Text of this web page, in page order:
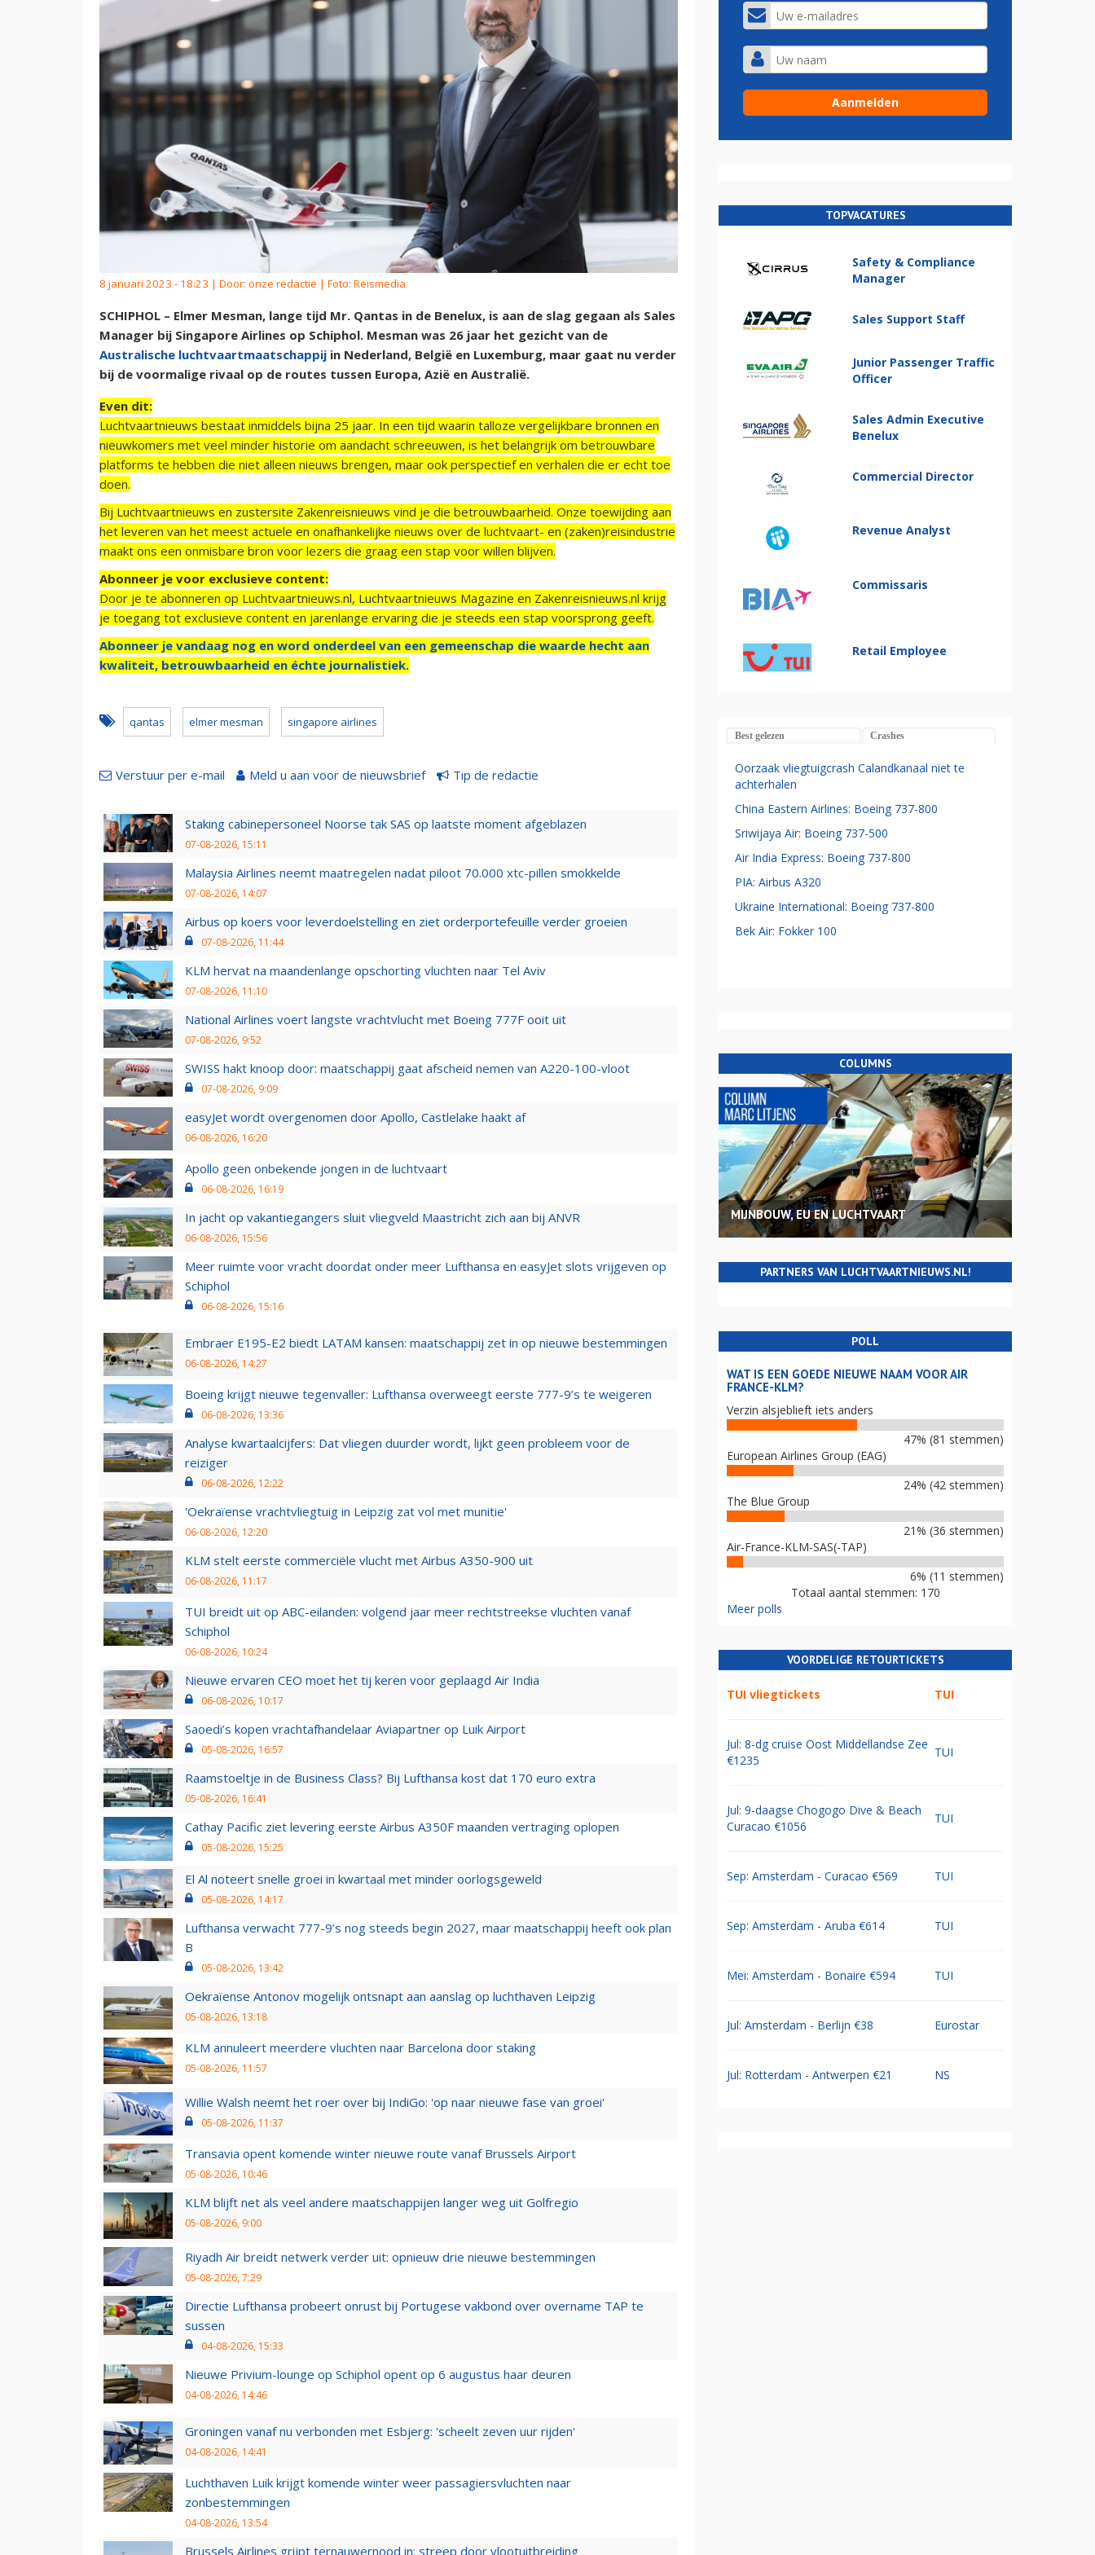
8 januari 2023 - 18:23 | Door: onze redactie | Foto: Reismedia
SCHIPHOL – Elmer Mesman, lange tijd Mr. Qantas in de Benelux, is aan de slag gegaan als Sales
Manager bij Singapore Airlines op Schiphol. Mesman was 26 jaar het gezicht van de
Australische luchtvaartmaatschappij in Nederland, België en Luxemburg, maar gaat nu verder
bij de voormalige rivaal op de routes tussen Europa, Azië en Australië.
Even dit:
Luchtvaartnieuws bestaat inmiddels bijna 25 jaar. In een tijd waarin talloze vergelijkbare bronnen en
nieuwkomers met veel minder historie om aandacht schreeuwen, is het belangrijk om betrouwbare
platforms te hebben die niet alleen nieuws brengen, maar ook perspectief en verhalen die er echt toe
doen.
Bij Luchtvaartnieuws en zustersite Zakenreisnieuws vind je die betrouwbaarheid. Onze toewijding aan
het leveren van het meest actuele en onafhankelijke nieuws over de luchtvaart- en (zaken)reisindustrie
maakt ons een onmisbare bron voor lezers die graag een stap voor willen blijven.
Abonneer je voor exclusieve content:
Door je te abonneren op Luchtvaartnieuws.nl, Luchtvaartnieuws Magazine en Zakenreisnieuws.nl krijg
je toegang tot exclusieve content en jarenlange ervaring die je steeds een stap voorsprong geeft.
Abonneer je vandaag nog en word onderdeel van een gemeenschap die waarde hecht aan
kwaliteit, betrouwbaarheid en échte journalistiek.
qantas elmer mesman singapore airlines
Verstuur per e-mail Meld u aan voor de nieuwsbrief Tip de redactie
Staking cabinepersoneel Noorse tak SAS op laatste moment afgeblazen
07-08-2026, 15:11
Malaysia Airlines neemt maatregelen nadat piloot 70.000 xtc-pillen smokkelde
07-08-2026, 14:07
Airbus op koers voor leverdoelstelling en ziet orderportefeuille verder groeien
07-08-2026, 11:44
KLM hervat na maandenlange opschorting vluchten naar Tel Aviv
07-08-2026, 11:10
National Airlines voert langste vrachtvlucht met Boeing 777F ooit uit
07-08-2026, 9:52
SWISS hakt knoop door: maatschappij gaat afscheid nemen van A220-100-vloot
07-08-2026, 9:09
easyJet wordt overgenomen door Apollo, Castlelake haakt af
06-08-2026, 16:20
Apollo geen onbekende jongen in de luchtvaart
06-08-2026, 16:19
In jacht op vakantiegangers sluit vliegveld Maastricht zich aan bij ANVR
06-08-2026, 15:56
Meer ruimte voor vracht doordat onder meer Lufthansa en easyJet slots vrijgeven op
Schiphol
06-08-2026, 15:16
Embraer E195-E2 biedt LATAM kansen: maatschappij zet in op nieuwe bestemmingen
06-08-2026, 14:27
Boeing krijgt nieuwe tegenvaller: Lufthansa overweegt eerste 777-9’s te weigeren
06-08-2026, 13:36
Analyse kwartaalcijfers: Dat vliegen duurder wordt, lijkt geen probleem voor de
reiziger
06-08-2026, 12:22
'Oekraïense vrachtvliegtuig in Leipzig zat vol met munitie'
06-08-2026, 12:20
KLM stelt eerste commerciële vlucht met Airbus A350-900 uit
06-08-2026, 11:17
TUI breidt uit op ABC-eilanden: volgend jaar meer rechtstreekse vluchten vanaf
Schiphol
06-08-2026, 10:24
Nieuwe ervaren CEO moet het tij keren voor geplaagd Air India
06-08-2026, 10:17
Saoedi’s kopen vrachtafhandelaar Aviapartner op Luik Airport
05-08-2026, 16:57
Raamstoeltje in de Business Class? Bij Lufthansa kost dat 170 euro extra
05-08-2026, 16:41
Cathay Pacific ziet levering eerste Airbus A350F maanden vertraging oplopen
05-08-2026, 15:25
El Al noteert snelle groei in kwartaal met minder oorlogsgeweld
05-08-2026, 14:17
Lufthansa verwacht 777-9’s nog steeds begin 2027, maar maatschappij heeft ook plan
B
05-08-2026, 13:42
Oekraïense Antonov mogelijk ontsnapt aan aanslag op luchthaven Leipzig
05-08-2026, 13:18
KLM annuleert meerdere vluchten naar Barcelona door staking
05-08-2026, 11:57
Willie Walsh neemt het roer over bij IndiGo: 'op naar nieuwe fase van groei'
05-08-2026, 11:37
Transavia opent komende winter nieuwe route vanaf Brussels Airport
05-08-2026, 10:46
KLM blijft net als veel andere maatschappijen langer weg uit Golfregio
05-08-2026, 9:00
Riyadh Air breidt netwerk verder uit: opnieuw drie nieuwe bestemmingen
05-08-2026, 7:29
Directie Lufthansa probeert onrust bij Portugese vakbond over overname TAP te
sussen
04-08-2026, 15:33
Nieuwe Privium-lounge op Schiphol opent op 6 augustus haar deuren
04-08-2026, 14:46
Groningen vanaf nu verbonden met Esbjerg: 'scheelt zeven uur rijden'
04-08-2026, 14:41
Luchthaven Luik krijgt komende winter weer passagiersvluchten naar
zonbestemmingen
04-08-2026, 13:54
Brussels Airlines grijpt ternauwernood in: streep door vlootuitbreiding
TOPVACATURES
Safety & Compliance
Manager
Sales Support Staff
Junior Passenger Traffic
Officer
Sales Admin Executive
Benelux
Commercial Director
Revenue Analyst
Commissaris
Retail Employee
Best gelezen Crashes
Oorzaak vliegtuigcrash Calandkanaal niet te
achterhalen
China Eastern Airlines: Boeing 737-800
Sriwijaya Air: Boeing 737-500
Air India Express: Boeing 737-800
PIA: Airbus A320
Ukraine International: Boeing 737-800
Bek Air: Fokker 100
COLUMNS
MIJNBOUW, EU EN LUCHTVAART
PARTNERS VAN LUCHTVAARTNIEUWS.NL!
POLL
WAT IS EEN GOEDE NIEUWE NAAM VOOR AIR
FRANCE-KLM?
Verzin alsjeblieft iets anders
47% (81 stemmen)
European Airlines Group (EAG)
24% (42 stemmen)
The Blue Group
21% (36 stemmen)
Air-France-KLM-SAS(-TAP)
6% (11 stemmen)
Totaal aantal stemmen: 170
Meer polls
VOORDELIGE RETOURTICKETS
TUI vliegtickets TUI
Jul: 8-dg cruise Oost Middellandse Zee
€1235
TUI
Jul: 9-daagse Chogogo Dive & Beach
Curacao €1056
TUI
Sep: Amsterdam - Curacao €569 TUI
Sep: Amsterdam - Aruba €614 TUI
Mei: Amsterdam - Bonaire €594 TUI
Jul: Amsterdam - Berlijn €38 Eurostar
Jul: Rotterdam - Antwerpen €21 NS